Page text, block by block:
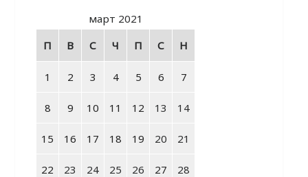
март 2021
П
В С Ч П С Н
1 2 3 4 5 6 7
8 9 10 11 12 13 14
15 16 17 18 19 20 21
22 23 24 25 26 27 28